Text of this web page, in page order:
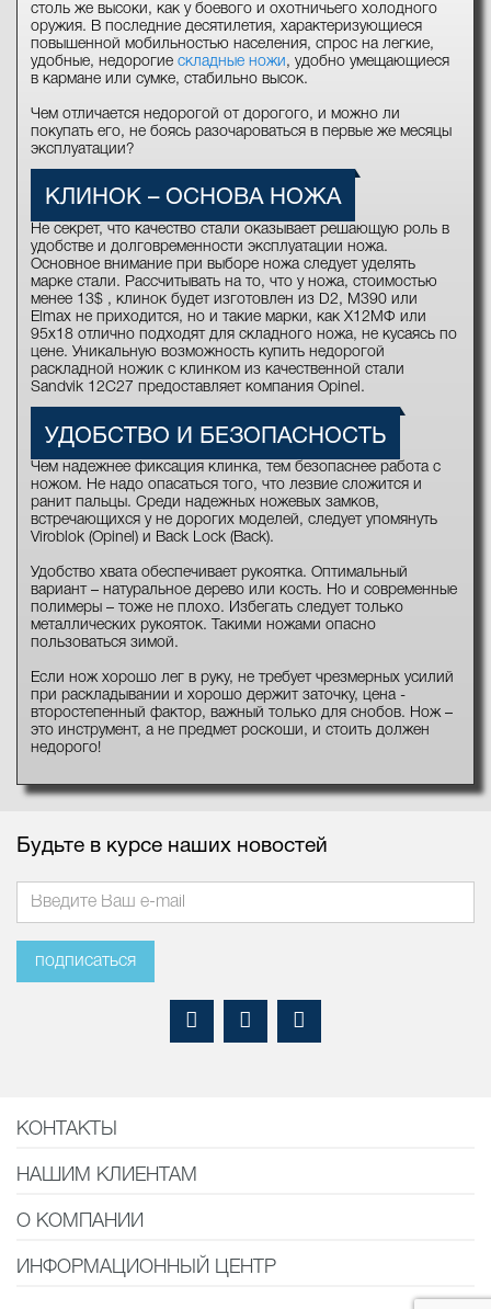
столь же высоки, как у боевого и охотничьего холодного
оружия. В последние десятилетия, характеризующиеся
повышенной мобильностью населения, спрос на легкие,
удобные, недорогие складные ножи, удобно умещающиеся
в кармане или сумке, стабильно высок.
Чем отличается недорогой от дорогого, и можно ли
покупать его, не боясь разочароваться в первые же месяцы
эксплуатации?
КЛИНОК – ОСНОВА НОЖА
Не секрет, что качество стали оказывает решающую роль в
удобстве и долговременности эксплуатации ножа.
Основное внимание при выборе ножа следует уделять
марке стали. Рассчитывать на то, что у ножа, стоимостью
менее 13$ , клинок будет изготовлен из D2, M390 или
Elmax не приходится, но и такие марки, как Х12МФ или
95х18 отлично подходят для складного ножа, не кусаясь по
цене. Уникальную возможность купить недорогой
раскладной ножик с клинком из качественной стали
Sandvik 12C27 предоставляет компания Opinel.
УДОБСТВО И БЕЗОПАСНОСТЬ
Чем надежнее фиксация клинка, тем безопаснее работа с
ножом. Не надо опасаться того, что лезвие сложится и
ранит пальцы. Среди надежных ножевых замков,
встречающихся у не дорогих моделей, следует упомянуть
Viroblok (Opinel) и Back Lock (Back).
Удобство хвата обеспечивает рукоятка. Оптимальный
вариант – натуральное дерево или кость. Но и современные
полимеры – тоже не плохо. Избегать следует только
металлических рукояток. Такими ножами опасно
пользоваться зимой.
Если нож хорошо лег в руку, не требует чрезмерных усилий
при раскладывании и хорошо держит заточку, цена -
второстепенный фактор, важный только для снобов. Нож –
это инструмент, а не предмет роскоши, и стоить должен
недорого!
Будьте в курсе наших новостей
подписаться
КОНТАКТЫ
НАШИМ КЛИЕНТАМ
О КОМПАНИИ
ИНФОРМАЦИОННЫЙ ЦЕНТР